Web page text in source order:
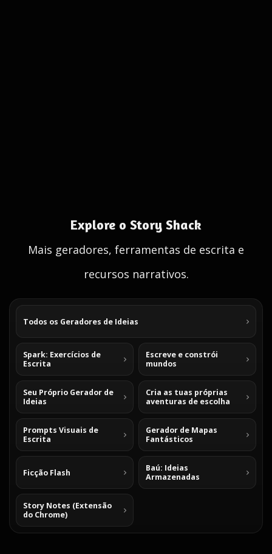
Explore o Story Shack
Mais geradores, ferramentas de escrita e
recursos narrativos.
Todos os Geradores de Ideias
Spark: Exercícios de
Escrita
Escreve e constrói
mundos
Seu Próprio Gerador de
Ideias
Cria as tuas próprias
aventuras de escolha
Prompts Visuais de
Escrita
Gerador de Mapas
Fantásticos
Ficção Flash
Baú: Ideias
Armazenadas
Story Notes (Extensão
do Chrome)